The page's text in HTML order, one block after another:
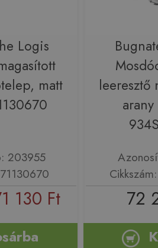
Logis
matt
203955
130 Ft
leeresztő
72